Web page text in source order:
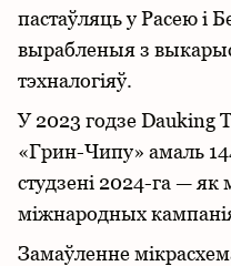
пастаўляць у Расею і
вырабленыя з
тэхналогіяў.
У 2023 годзе Dauking
«Грин-Чипу» амаль
студзені 2024-га — як
міжнародных
Замаўленне